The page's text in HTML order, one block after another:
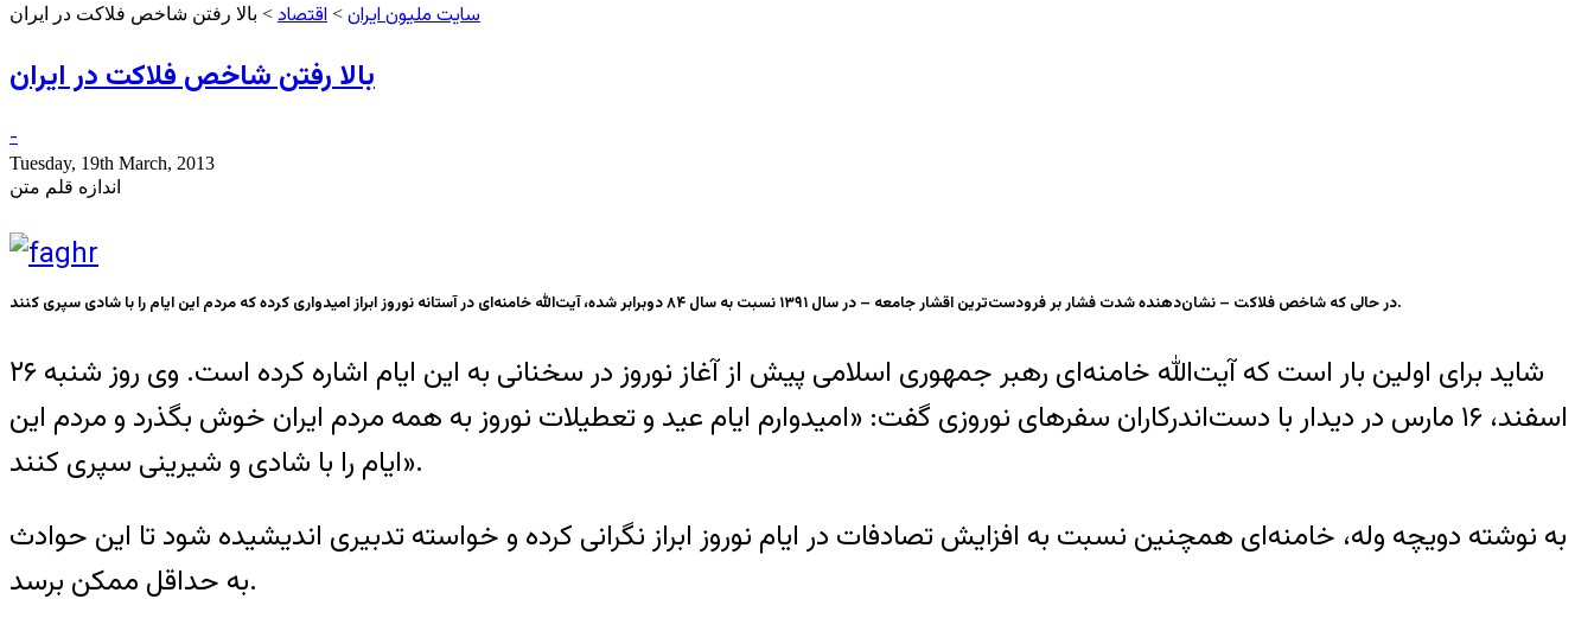
سایت ملیون ایران > اقتصاد > بالا رفتن شاخص فلاکت در ايران
بالا رفتن شاخص فلاکت در ايران
-
Tuesday, 19th March, 2013
اندازه قلم متن
در حالی که شاخص فلاکت – نشان‌دهنده شدت فشار بر فرودست‌ترین اقشار جامعه – در سال ۱۳۹۱ نسبت به سال ۸۴ دوبرابر شده، آیت‌الله خامنه‌ای در آستانه نوروز ابراز امیدواری کرده که مردم این ایام را با شادی سپری کنند.
شاید برای اولین بار است که آیت‌الله خامنه‌ای رهبر جمهوری اسلامی پیش از آغاز نوروز در سخنانی به این ایام اشاره کرده است. وی روز شنبه ۲۶
اسفند، ۱۶ مارس در دیدار با دست‌اندرکاران سفرهای نوروزی گفت: «امیدوارم ایام عید و تعطیلات نوروز به همه مردم ایران خوش بگذرد و مردم این
ایام را با شادی و شیرینی سپری كنند».
به نوشته دويچه وله، خامنه‌ای همچنین نسبت به افزایش تصادفات در ایام نوروز ابراز نگرانی کرده و خواسته تدبیری اندیشیده شود تا این حوادث
به حداقل ممکن برسد.